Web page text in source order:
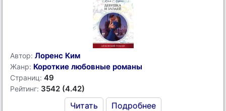
Автор: Лоренс Ким
Жанр: Короткие любовные романы
Страниц: 49
Рейтинг: 3542 (4.42)
Читать Подробнее